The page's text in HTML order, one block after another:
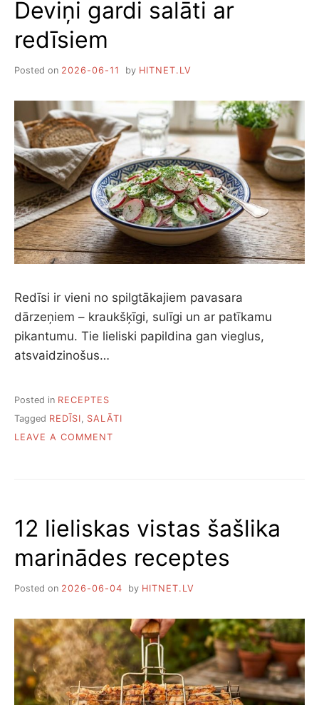
ĒST
PAT
ZAUDĒT
Deviņi gardi salāti ar
redīsiem
Posted on 2026-06-11 by HITNET.LV
Redīsi ir vieni no spilgtākajiem pavasara
dārzeņiem – kraukšķīgi, sulīgi un ar patīkamu
pikantumu. Tie lieliski papildina gan vieglus,
atsvaidzinošus…
Posted in RECEPTES
Tagged REDĪSI, SALĀTI
LEAVE A COMMENT
12 lieliskas vistas šašlika
marinādes receptes
Posted on 2026-06-04 by HITNET.LV